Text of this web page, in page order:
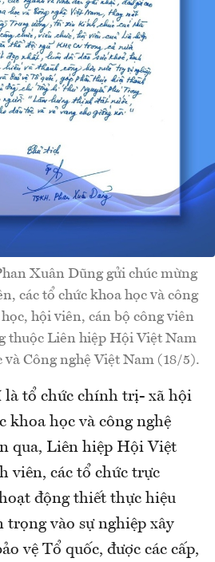
Xuân Dũng gửi chúc mừng
các tổ chức khoa học và công
hội viên, cán bộ công viên
thuộc Liên hiệp Hội Việt Nam
và Công nghệ Việt Nam (18/5).
tổ chức chính trị- xã hội
khoa học và công nghệ
qua, Liên hiệp Hội Việt
viên, các tổ chức trực
động thiết thực hiệu
trọng vào sự nghiệp xây
vệ Tổ quốc, được các cấp,